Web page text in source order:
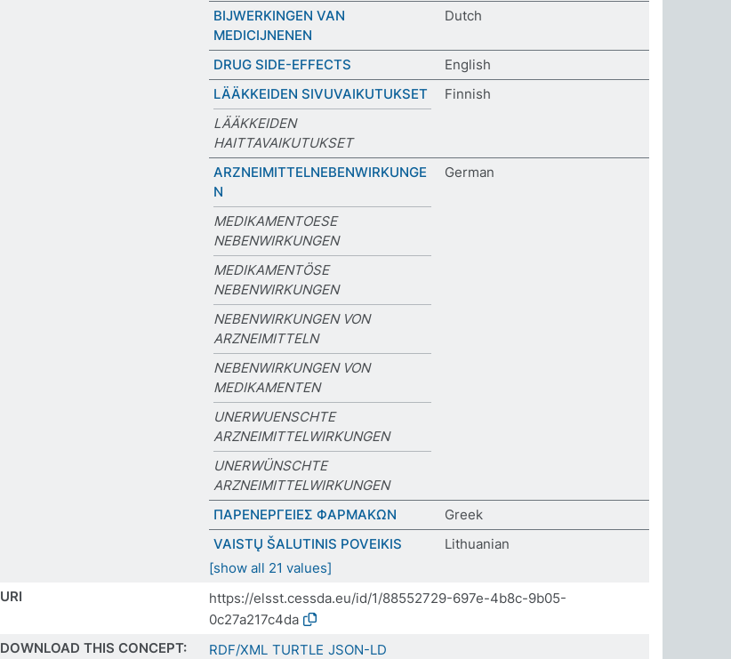
BIJWERKINGEN VAN
MEDICIJNENEN
Dutch
DRUG SIDE-EFFECTS
English
LÄÄKKEIDEN SIVUVAIKUTUKSET
Finnish
LÄÄKKEIDEN
HAITTAVAIKUTUKSET
ARZNEIMITTELNEBENWIRKUNGE
N
German
MEDIKAMENTOESE
NEBENWIRKUNGEN
MEDIKAMENTÖSE
NEBENWIRKUNGEN
NEBENWIRKUNGEN VON
ARZNEIMITTELN
NEBENWIRKUNGEN VON
MEDIKAMENTEN
UNERWUENSCHTE
ARZNEIMITTELWIRKUNGEN
UNERWÜNSCHTE
ARZNEIMITTELWIRKUNGEN
ΠΑΡΕΝΕΡΓΕΙΕΣ ΦΑΡΜΑΚΩΝ
Greek
VAISTŲ ŠALUTINIS POVEIKIS
Lithuanian
[show all 21 values]
URI
https://elsst.cessda.eu/id/1/88552729-697e-4b8c-9b05-
0c27a217c4da
DOWNLOAD THIS CONCEPT:
RDF/XML TURTLE JSON-LD